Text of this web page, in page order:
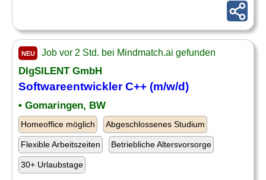
NEU Job vor 2 Std. bei Mindmatch.ai gefunden
DIgSILENT GmbH
Softwareentwickler C++ (m/w/d)
• Gomaringen, BW
Homeoffice möglich Abgeschlossenes Studium
Flexible Arbeitszeiten Betriebliche Altersvorsorge
30+ Urlaubstage